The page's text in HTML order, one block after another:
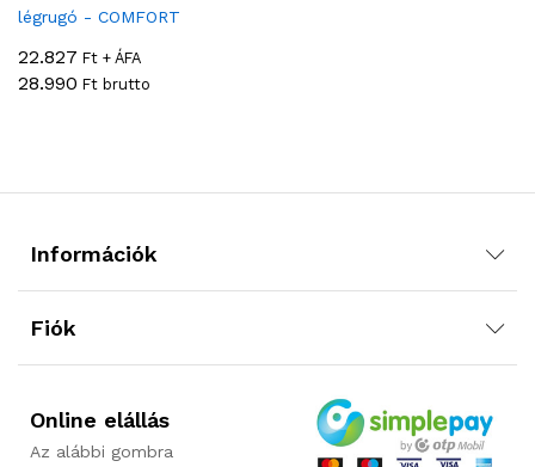
22.827 Ft + ÁFA
28.990 Ft brutto
Információk
Fiók
Online elállás
Az alábbi gombra